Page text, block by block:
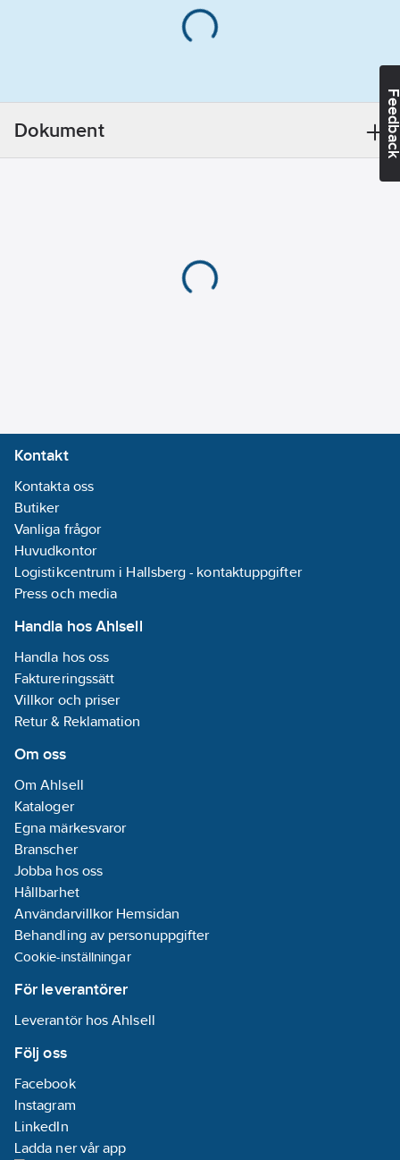
Dokument
Kontakt
Kontakta oss
Butiker
Vanliga frågor
Huvudkontor
Logistikcentrum i Hallsberg - kontaktuppgifter
Press och media
Handla hos Ahlsell
Handla hos oss
Faktureringssätt
Villkor och priser
Retur & Reklamation
Om oss
Om Ahlsell
Kataloger
Egna märkesvaror
Branscher
Jobba hos oss
Hållbarhet
Användarvillkor Hemsidan
Behandling av personuppgifter
Cookie-inställningar
För leverantörer
Leverantör hos Ahlsell
Följ oss
Facebook
Instagram
LinkedIn
Ladda ner vår app